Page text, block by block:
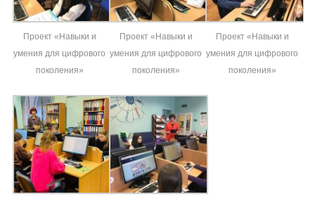
Проект «Навыки и
умения для цифрового
поколения»
Проект «Навыки и
умения для цифрового
поколения»
Проект «Навыки и
умения для цифрового
поколения»